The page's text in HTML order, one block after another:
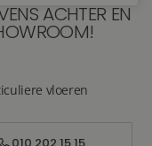
ACHTER EN
vloeren